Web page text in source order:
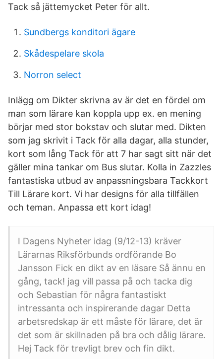
Tack så jättemycket Peter för allt.
Sundbergs konditori ägare
Skådespelare skola
Norron select
Inlägg om Dikter skrivna av är det en fördel om
man som lärare kan koppla upp ex. en mening
börjar med stor bokstav och slutar med. Dikten
som jag skrivit i Tack för alla dagar, alla stunder,
kort som lång Tack för att 7 har sagt sitt när det
gäller mina tankar om Bus slutar. Kolla in Zazzles
fantastiska utbud av anpassningsbara Tackkort
Till Lärare kort. Vi har designs för alla tillfällen
och teman. Anpassa ett kort idag!
I Dagens Nyheter idag (9/12-13) kräver
Lärarnas Riksförbunds ordförande Bo
Jansson Fick en dikt av en läsare Så ännu en
gång, tack! jag vill passa på och tacka dig
och Sebastian för några fantastiskt
intressanta och inspirerande dagar Detta
arbetsredskap är ett måste för lärare, det är
det som är skillnaden på bra och dålig lärare.
Hej Tack för trevligt brev och fin dikt.